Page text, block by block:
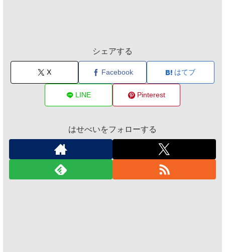
シェアする
X Facebook はてブ
LINE Pinterest
はせべいをフォローする